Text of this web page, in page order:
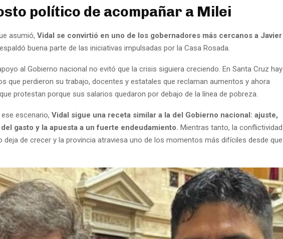
político de acompañar a Milei
asumió, Vidal se convirtió en uno de los gobernadores más cercanos a Javier
buena parte de las iniciativas impulsadas por la Casa Rosada.
al Gobierno nacional no evitó que la crisis siguiera creciendo. En Santa Cruz hay
que perdieron su trabajo, docentes y estatales que reclaman aumentos y ahora
protestan porque sus salarios quedaron por debajo de la línea de pobreza.
escenario, Vidal sigue una receta similar a la del Gobierno nacional: ajuste,
gasto y la apuesta a un fuerte endeudamiento. Mientras tanto, la conflictividad
deja de crecer y la provincia atraviesa uno de los momentos más difíciles desde que